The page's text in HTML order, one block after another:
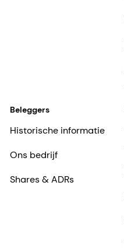
Beleggers
Historische informatie
Ons bedrijf
Shares & ADRs